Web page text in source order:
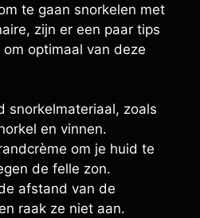
te gaan snorkelen met
zijn er een paar tips
optimaal van deze
snorkelmateriaal, zoals
en vinnen.
om je huid te
de felle zon.
afstand van de
raak ze niet aan.